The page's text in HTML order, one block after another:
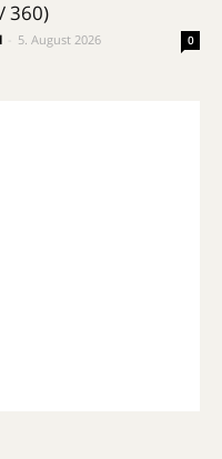
360)
5. August 2026 0